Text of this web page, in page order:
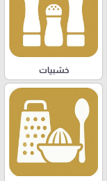
خشبيات